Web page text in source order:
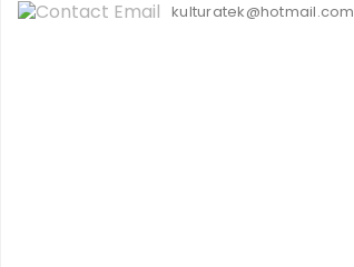
kulturatek@hotmail.com